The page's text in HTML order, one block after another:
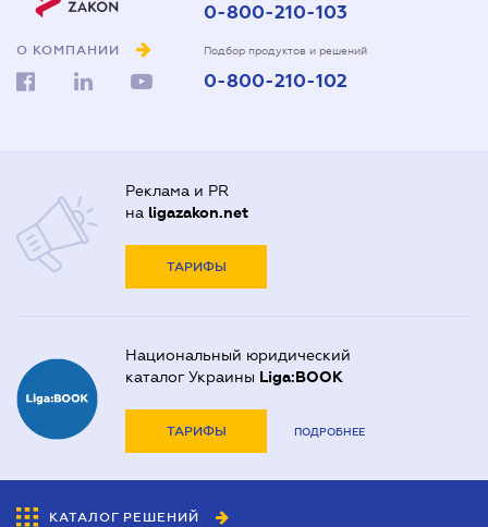
О КОМПАНИИ
0-800-210-103
Подбор продуктов и решений
0-800-210-102
Реклама и PR
на ligazakon.net
ТАРИФЫ
Национальный юридический
каталог Украины Liga:BOOK
ТАРИФЫ ПОДРОБНЕЕ
КАТАЛОГ РЕШЕНИЙ